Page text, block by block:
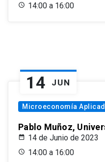
14:00 a 16:00
14 JUN
Microeconomía
Pablo Muñoz,
14 de Junio de 2023
14:00 a 16:00